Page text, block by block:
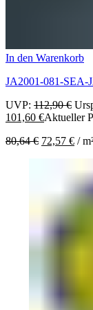
In den Warenkorb
JA2001-081-SEA-
UVP: 112,90€
101,60 €Aktueller
80,64€ 72,57 € /